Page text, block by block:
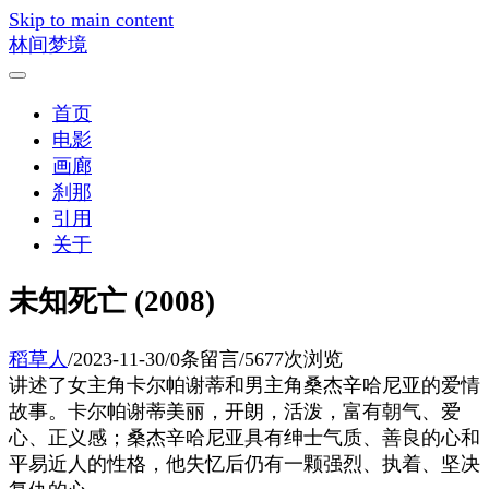
Skip to main content
林间梦境
首页
电影
画廊
刹那
引用
关于
未知死亡 (2008)
稻草人 /2023-11-30/0条留言/5677次浏览
讲述了女主角卡尔帕谢蒂和男主角桑杰辛哈尼亚的爱情
故事。卡尔帕谢蒂美丽，开朗，活泼，富有朝气、爱
心、正义感；桑杰辛哈尼亚具有绅士气质、善良的心和
平易近人的性格，他失忆后仍有一颗强烈、执着、坚决